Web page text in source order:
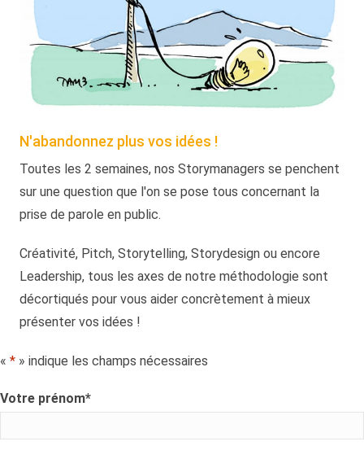
N'abandonnez plus vos idées !
Toutes les 2 semaines, nos Storymanagers se penchent
sur une question que l'on se pose tous concernant la
prise de parole en public.
Créativité, Pitch, Storytelling, Storydesign ou encore
Leadership, tous les axes de notre méthodologie sont
décortiqués pour vous aider concrètement à mieux
présenter vos idées !
« * » indique les champs nécessaires
Votre prénom*